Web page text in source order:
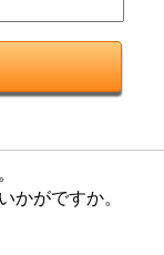
かがですか。